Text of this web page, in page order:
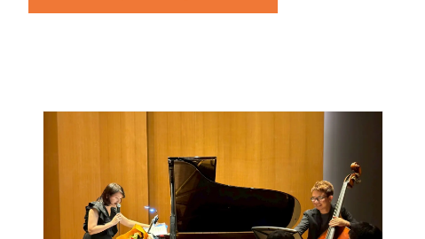
旧ブログ（2005年4